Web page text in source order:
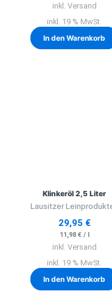
inkl. Versand
inkl. 19 % MwSt.
In den Warenkorb
Klinkeröl 2,5 Liter
Lausitzer
29,95 €
11,98 €/
inkl. Versand
inkl. 19 % MwSt.
In den Warenkorb